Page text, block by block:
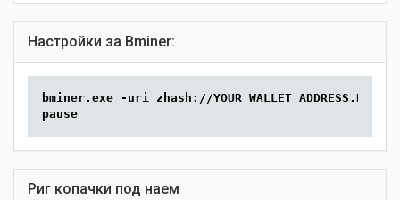
Настройки за Bminer:
bminer.exe -uri zhash://
pause
Риг копачки под наем